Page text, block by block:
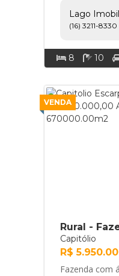
ampla área
Imobiliária em
(16) 3211-8330
8 10
VENDA
Rural -
Capitólio
R$
Fazenda com